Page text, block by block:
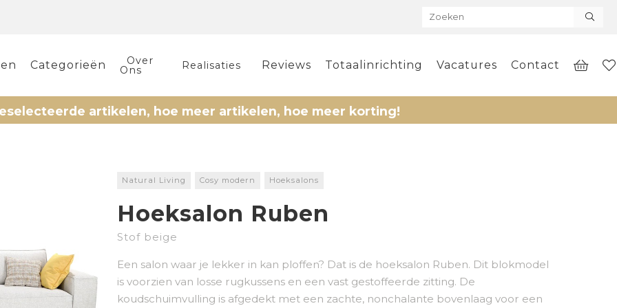
Categorieën Over
Ons Realisaties Reviews Totaalinrichting Vacatures Contact
artikelen, hoe meer artikelen, hoe meer korting!
Natural Living Cosy modern Hoeksalons
Hoeksalon Ruben
Stof beige
Een salon waar je lekker in kan ploffen? Dat is de hoeksalon Ruben. Dit blokmodel
is voorzien van losse rugkussens en een vast gestoffeerde zitting. De
koudschuimvulling is afgedekt met een zachte, nonchalante bovenlaag voor een